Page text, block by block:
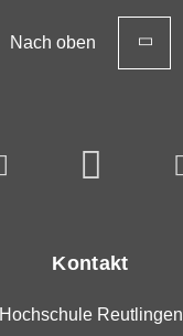
Nach oben
Kontakt
Hochschule Reutlingen